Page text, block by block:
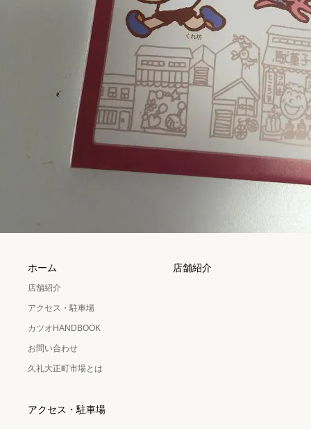
ホーム
店舗紹介
アクセス・駐車場
カツオHANDBOOK
お問い合わせ
久礼大正町市場とは
店舗紹介
アクセス・駐車場